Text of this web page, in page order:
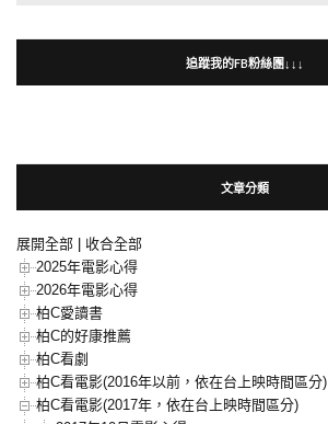
追蹤我的FB粉絲團↓↓↓
文章分類
展開全部
收合全部
2025年電影心得
2026年電影心得
柏C愛讀書
柏C的好康推薦
柏C看劇
柏C看電影(2016年以前，依在台上映時間區分)
柏C看電影(2017年，依在台上映時間區分)